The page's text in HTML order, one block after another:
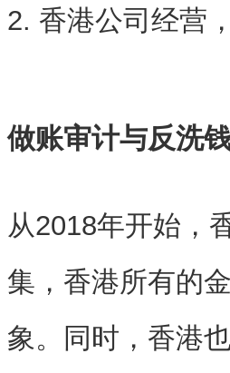
2. 香港公司经营
做账审计与反洗
从2018年开始，
集，香港所有的
象。同时，香港